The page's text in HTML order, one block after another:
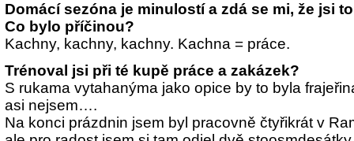
Domácí sezóna je minulostí a zdá se mi, že jsi
Co bylo příčinou?
Kachny, kachny, kachny. Kachna = práce.
Trénoval jsi při té kupě práce a zakázek?
S rukama vytahanýma jako opice by to byla
asi nejsem….
Na konci prázdnin jsem byl pracovně čtyřikrát v